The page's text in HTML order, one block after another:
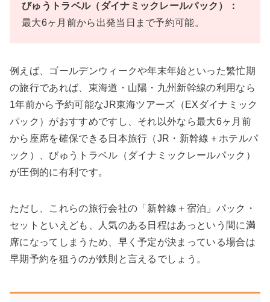
びゅうトラベル（ダイナミックレールパック）：
最大6ヶ月前から出発当日まで予約可能。
例えば、ゴールデンウィークや年末年始といった繁忙期
の旅行であれば、東海道・山陽・九州新幹線の利用なら
1年前から予約可能なJR東海ツアーズ（EXダイナミック
パック）がおすすめですし、それ以外なら最大6ヶ月前
から座席を確保できる日本旅行（JR・新幹線＋ホテルパ
ック）、びゅうトラベル（ダイナミックレールパック）
が圧倒的に有利です。
ただし、これらの旅行会社の「新幹線＋宿泊」パック・
セットといえども、人気のある日程はあっという間に満
席になってしまうため、早く予定が決まっている場合は
早期予約を狙うのが鉄則と言えるでしょう。